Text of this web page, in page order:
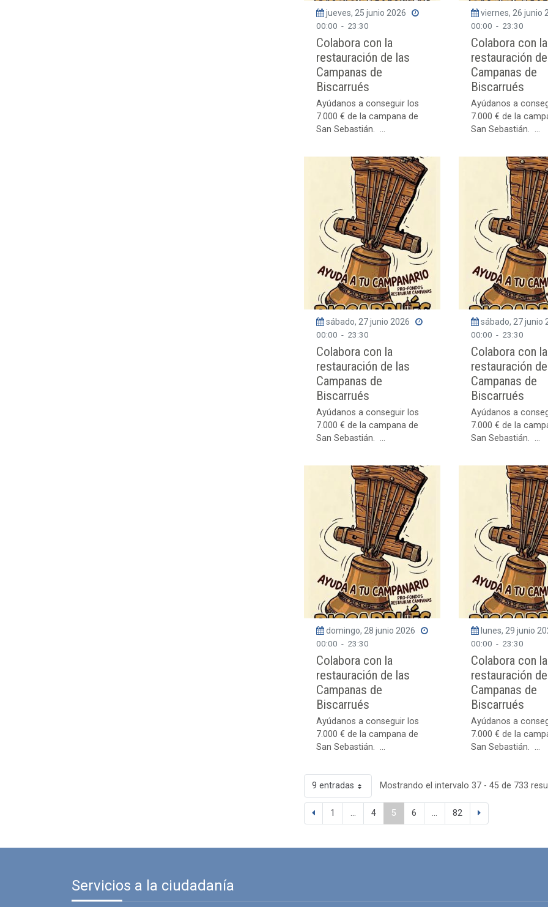
jueves, 25 junio 2026
00:00 - 23:30
Colabora con la
restauración de las
Campanas de
Biscarrués
Ayúdanos a conseguir los
7.000 € de la campana de
San Sebastián. ...
viernes, 26 junio
00:00 - 23:30
Colabora con la
restauración
Campanas de
Biscarrués
Ayúdanos a
7.000 € de la
San Sebastián. ...
sábado, 27 junio 2026
00:00 - 23:30
Colabora con la
restauración de las
Campanas de
Biscarrués
Ayúdanos a conseguir los
7.000 € de la campana de
San Sebastián. ...
sábado, 27 junio
00:00 - 23:30
Colabora con la
restauración
Campanas de
Biscarrués
Ayúdanos a
7.000 € de la
San Sebastián. ...
domingo, 28 junio 2026
00:00 - 23:30
Colabora con la
restauración de las
Campanas de
Biscarrués
Ayúdanos a conseguir los
7.000 € de la campana de
San Sebastián. ...
lunes, 29 junio
00:00 - 23:30
Colabora con la
restauración
Campanas de
Biscarrués
Ayúdanos a
7.000 € de la
San Sebastián. ...
9 entradas Mostrando el intervalo 37 - 45 de 733
1 ... 4 5 6 ... 82
Servicios a la ciudadanía